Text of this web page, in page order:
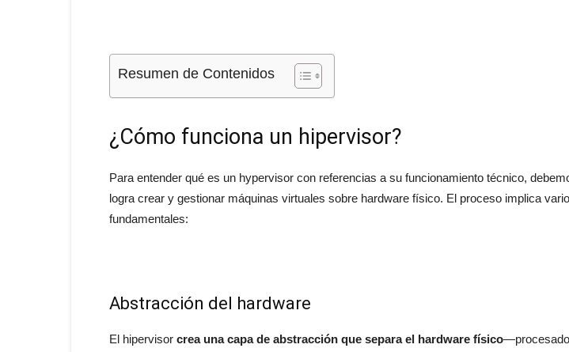
Resumen de Contenidos
¿Cómo funciona un hipervisor?
Para entender qué es un hypervisor con referencias a su funcionamiento técnico,
logra crear y gestionar máquinas virtuales sobre hardware físico. El proceso implica
fundamentales:
Abstracción del hardware
El hipervisor crea una capa de abstracción que separa el hardware físico